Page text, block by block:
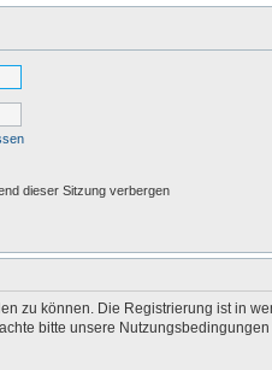
dieser Sitzung verbergen
zu können. Die Registrierung ist in
bitte unsere